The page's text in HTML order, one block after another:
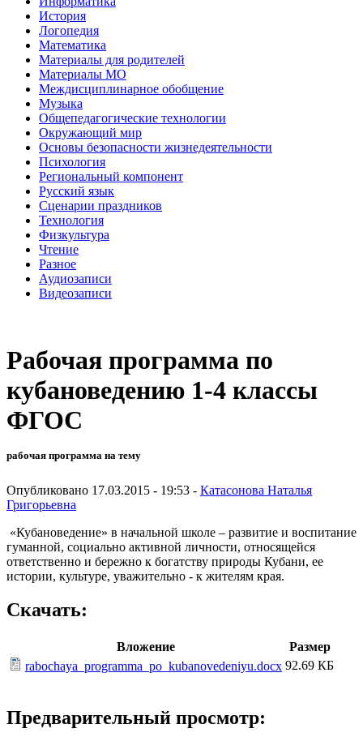
История
Логопедия
Математика
Материалы для родителей
Материалы МО
Междисциплинарное обобщение
Музыка
Общепедагогические технологии
Окружающий мир
Основы безопасности жизнедеятельности
Психология
Региональный компонент
Русский язык
Сценарии праздников
Технология
Физкультура
Чтение
Разное
Аудиозаписи
Видеозаписи
Рабочая программа по
кубановедению 1-4 классы
ФГОС
рабочая программа на тему
Опубликовано 17.03.2015 - 19:53 - Катасонова Наталья
Григорьевна
«Кубановедение» в начальной школе – развитие и воспитание
гуманной, социально активной личности, относящейся
ответственно и бережно к богатству природы Кубани, ее
истории, культуре, уважительно - к жителям края.
Скачать:
Вложение
Размер
rabochaya_programma_po_kubanovedeniyu.docx 92.69 КБ
Предварительный просмотр: